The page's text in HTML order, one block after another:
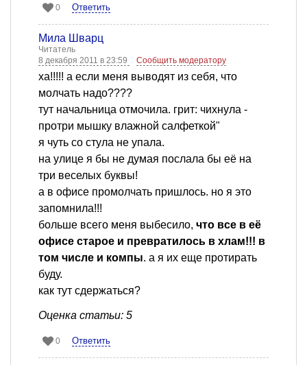
0 Ответить
Мила Шварц
Читатель
8 декабря 2011 в 23:59
Сообщить модератору
ха!!!!! а если меня выводят из себя, что
молчать надо????
тут начальница отмочила. грит: чихнула -
протри мышку влажной салфеткой"
я чуть со стула не упала.
на улице я бы не думая послала бы её на
три веселых буквы!
а в офисе промолчать пришлось. но я это
запомнила!!!
больше всего меня выбесило, что все в её
офисе старое и превратилось в хлам!!! в
том числе и компы. а я их еще протирать
буду.
как тут сдержаться?
Оценка статьи: 5
0 Ответить